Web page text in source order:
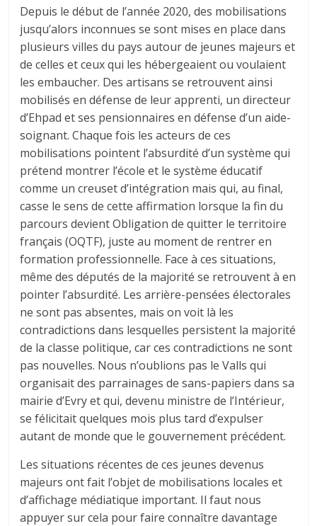
Depuis le début de l’année 2020, des mobilisations
jusqu’alors inconnues se sont mises en place dans
plusieurs villes du pays autour de jeunes majeurs et
de celles et ceux qui les hébergeaient ou voulaient
les embaucher. Des artisans se retrouvent ainsi
mobilisés en défense de leur apprenti, un directeur
d’Ehpad et ses pensionnaires en défense d’un aide-
soignant. Chaque fois les acteurs de ces
mobilisations pointent l’absurdité d’un système qui
prétend montrer l’école et le système éducatif
comme un creuset d’intégration mais qui, au final,
casse le sens de cette affirmation lorsque la fin du
parcours devient Obligation de quitter le territoire
français (OQTF), juste au moment de rentrer en
formation professionnelle. Face à ces situations,
même des députés de la majorité se retrouvent à en
pointer l’absurdité. Les arrière-pensées électorales
ne sont pas absentes, mais on voit là les
contradictions dans lesquelles persistent la majorité
de la classe politique, car ces contradictions ne sont
pas nouvelles. Nous n’oublions pas le Valls qui
organisait des parrainages de sans-papiers dans sa
mairie d’Evry et qui, devenu ministre de l’Intérieur,
se félicitait quelques mois plus tard d’expulser
autant de monde que le gouvernement précédent.
Les situations récentes de ces jeunes devenus
majeurs ont fait l’objet de mobilisations locales et
d’affichage médiatique important. Il faut nous
appuyer sur cela pour faire connaître davantage